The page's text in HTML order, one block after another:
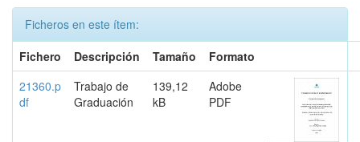
Ficheros en este ítem:
Fichero
Descripción Tamaño
Formato
21360.p
df
Trabajo de
Graduación
139,12
kB
Adobe
PDF